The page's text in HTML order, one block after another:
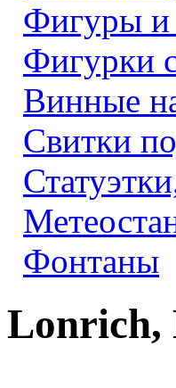
Фигуры и
Фигурки
Винные
Свитки
Фонтаны
Lonrich,